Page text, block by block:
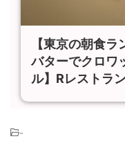
【東京の朝食
バターでクロワ
ル】Rレストラ
-